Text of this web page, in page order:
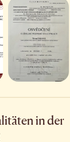
in der